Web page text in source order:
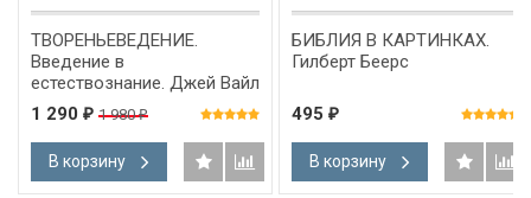
ТВОРЕНЬЕВЕДЕНИЕ.
Введение в
естествознание. Джей Вайл
1 290 ₽ 1 980₽
В корзину
БИБЛИЯ В КАРТИНКАХ.
Гилберт Беерс
495 ₽
В корзину